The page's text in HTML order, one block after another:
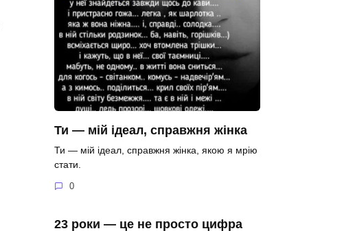
Ти — мій ідеал, справжня жінка
Ти — мій ідеал, справжня жінка, якою я мрію
стати.
0
23 роки — це не просто цифра